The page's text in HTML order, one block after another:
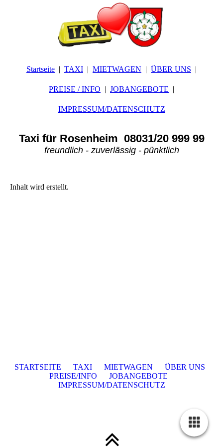
Startseite TAXI MIETWAGEN ÜBER UNS
PREISE / INFO JOBANGEBOTE
IMPRESSUM/DATENSCHUTZ
Taxi für Rosenheim 08031/20 999 99
freundlich - zuverlässig - pünktlich
Inhalt wird erstellt.
STARTSEITE TAXI MIETWAGEN
ÜBER UNS
PREISE/INFO
JOBANGEBOTE
IMPRESSUM/DATENSCHUTZ